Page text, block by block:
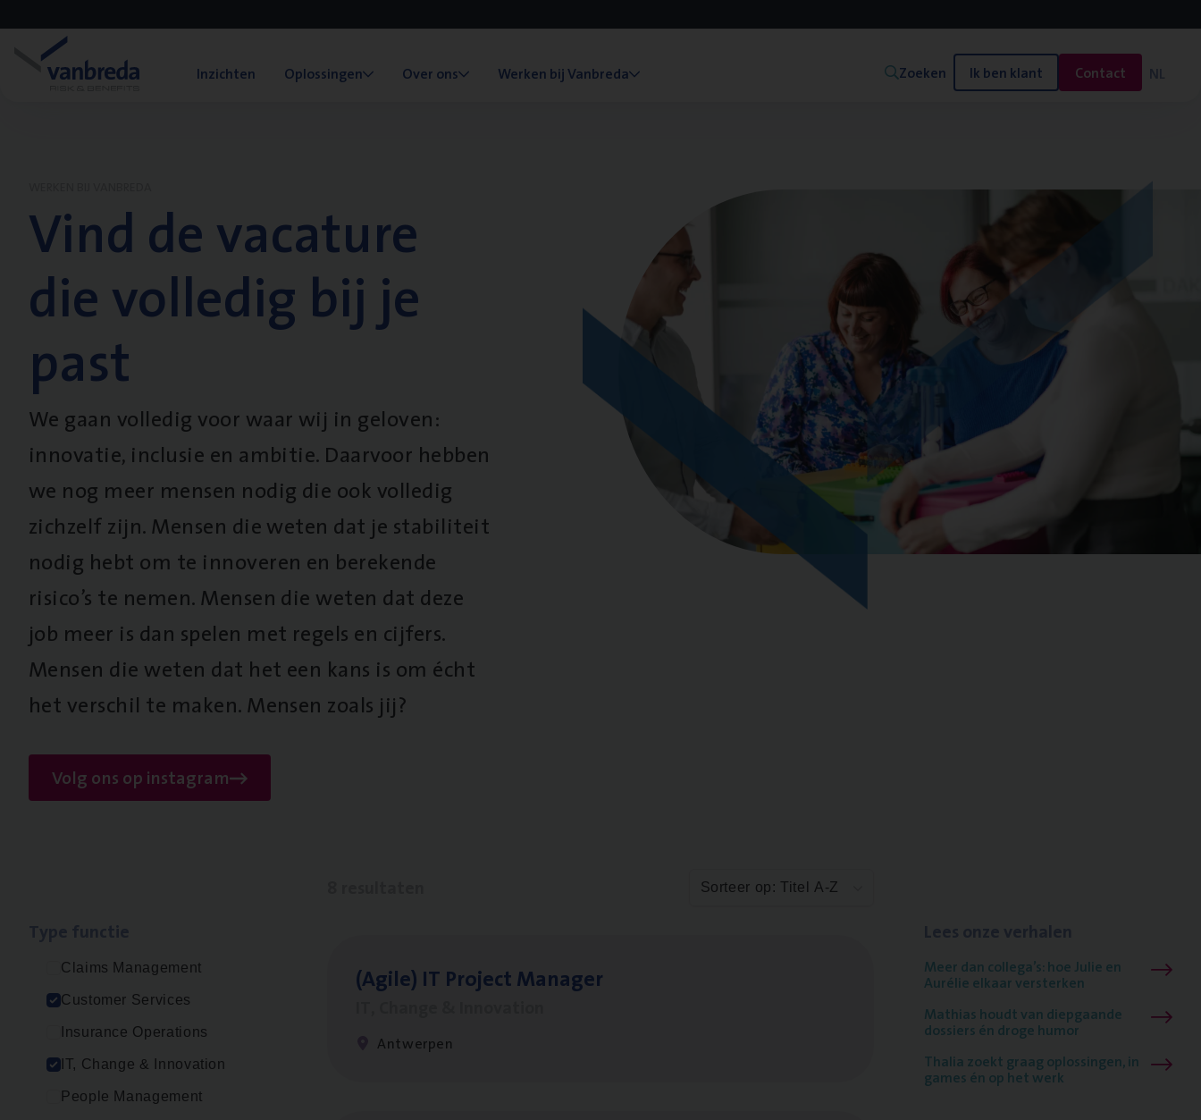
Inzichten Oplossingen Over ons Werken bij Vanbreda Zoeken Ik ben klant Contact NL
Vind de vacature
die volledig bij je
past
We gaan volledig voor waar wij in geloven:
innovatie, inclusie en ambitie. Daarvoor hebben
we nog meer mensen nodig die ook volledig
zichzelf zijn. Mensen die weten dat je stabiliteit
nodig hebt om te innoveren en berekende
risico’s te nemen. Mensen die weten dat deze
job meer is dan spelen met regels en cijfers.
Mensen die weten dat het een kans is om écht
het verschil te maken. Mensen zoals jij?
Volg ons op instagram
Claims Management
Customer Services
Insurance Operations
IT, Change & Innovation
People Management
Sorteer op: Titel A-Z
(Agi­le) IT Pro­ject Manager
Antwerpen
Meer dan collega’s: hoe Julie en
Aurélie elkaar versterken
Mathias houdt van diepgaande
dossiers én droge humor
Thalia zoekt graag oplossingen, in
games én op het werk